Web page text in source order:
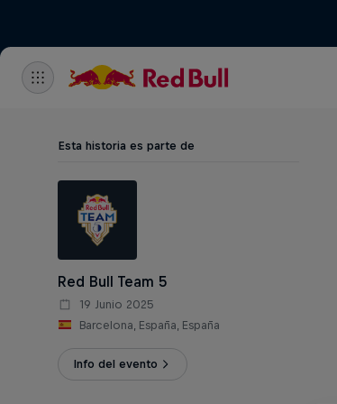
Esta historia es parte de
Red Bull Team 5
19 Junio 2025
Barcelona, España, España
Info del evento